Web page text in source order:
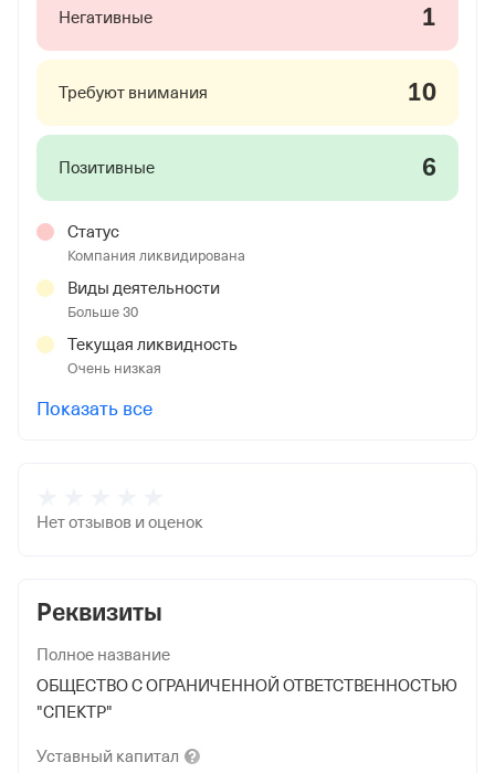
Реквизиты
Полное название
ОБЩЕСТВО С ОГРАНИЧЕННОЙ ОТВЕТСТВЕННОСТЬЮ
"СПЕКТР"
Уставный капитал
Негативные 1
Требуют внимания 10
Позитивные 6
Статус
Компания ликвидирована
Виды деятельности
Больше 30
Текущая ликвидность
Очень низкая
Показать все
Нет отзывов и оценок